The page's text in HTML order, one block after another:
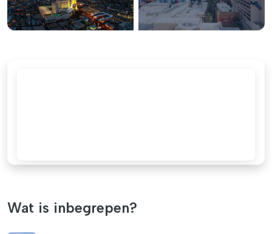
Wat is inbegrepen?